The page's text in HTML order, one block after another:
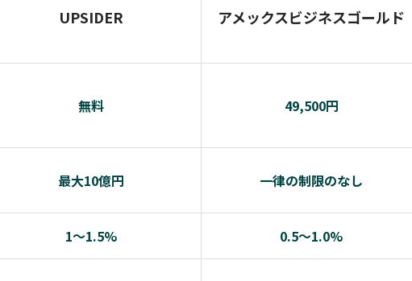
UPSIDER アメックスビジネスゴールド
無料 49,500円
最大10億円 一律の制限のなし
1〜1.5% 0.5〜1.0%